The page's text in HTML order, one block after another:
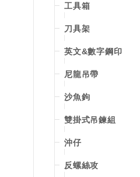
工具箱
刀具架
英文&數字鋼印
尼龍吊帶
沙魚鉤
雙掛式吊鍊組
沖仔
反螺絲攻